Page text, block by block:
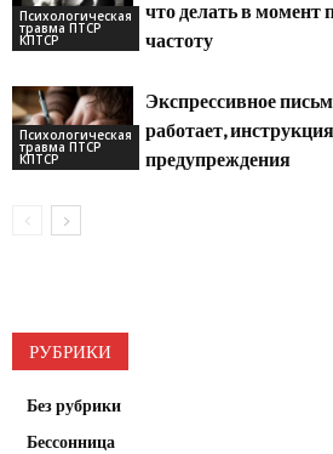
Психологическая
травма ПТСР
КПТСР
что делать в момент
частоту
Психологическая
травма ПТСР
КПТСР
Экспрессивное
работает,
предупреждения
РУБРИКИ
Без рубрики
Бессонница